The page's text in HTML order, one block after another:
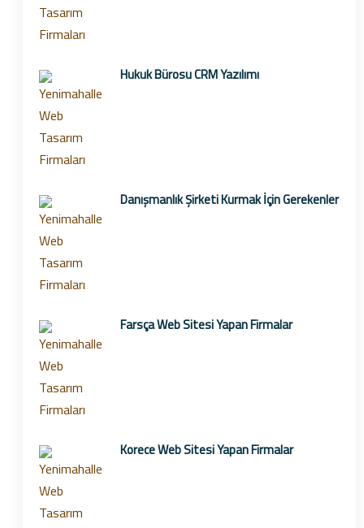
Hukuk Bürosu CRM Yazılımı
Danışmanlık Şirketi Kurmak İçin Gerekenler
Farsça Web Sitesi Yapan Firmalar
Korece Web Sitesi Yapan Firmalar